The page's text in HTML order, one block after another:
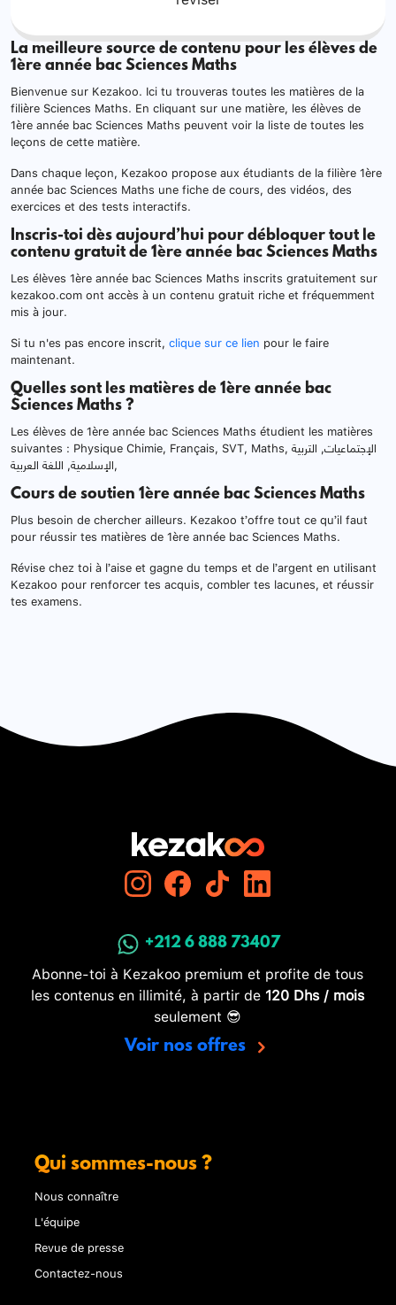
La meilleure source de contenu pour les élèves de
1ère année bac Sciences Maths
Bienvenue sur Kezakoo. Ici tu trouveras toutes les matières de la
filière Sciences Maths. En cliquant sur une matière, les élèves de
1ère année bac Sciences Maths peuvent voir la liste de toutes les
leçons de cette matière.
Dans chaque leçon, Kezakoo propose aux étudiants de la filière 1ère
année bac Sciences Maths une fiche de cours, des vidéos, des
exercices et des tests interactifs.
Inscris-toi dès aujourd’hui pour débloquer tout le
contenu gratuit de 1ère année bac Sciences Maths
Les élèves 1ère année bac Sciences Maths inscrits gratuitement sur
kezakoo.com ont accès à un contenu gratuit riche et fréquemment
mis à jour.
Si tu n'es pas encore inscrit, clique sur ce lien pour le faire
maintenant.
Quelles sont les matières de 1ère année bac
Sciences Maths ?
Les élèves de 1ère année bac Sciences Maths étudient les matières
suivantes : Physique Chimie, Français, SVT, Maths, الإجتماعيات, التربية
الإسلامية, اللغة العربية,
Cours de soutien 1ère année bac Sciences Maths
Plus besoin de chercher ailleurs. Kezakoo t’offre tout ce qu’il faut
pour réussir tes matières de 1ère année bac Sciences Maths.
Révise chez toi à l’aise et gagne du temps et de l’argent en utilisant
Kezakoo pour renforcer tes acquis, combler tes lacunes, et réussir
tes examens.
+212 6 888 73407
Abonne-toi à Kezakoo premium et profite de tous
les contenus en illimité, à partir de 120 Dhs / mois
seulement 😎
Voir nos offres
Qui sommes-nous ?
Nous connaître
L'équipe
Revue de presse
Contactez-nous